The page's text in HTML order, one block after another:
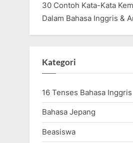
30 Contoh Kata-Kata
Dalam Bahasa Inggris &
Kategori
16 Tenses Bahasa Inggris
Bahasa Jepang
Beasiswa